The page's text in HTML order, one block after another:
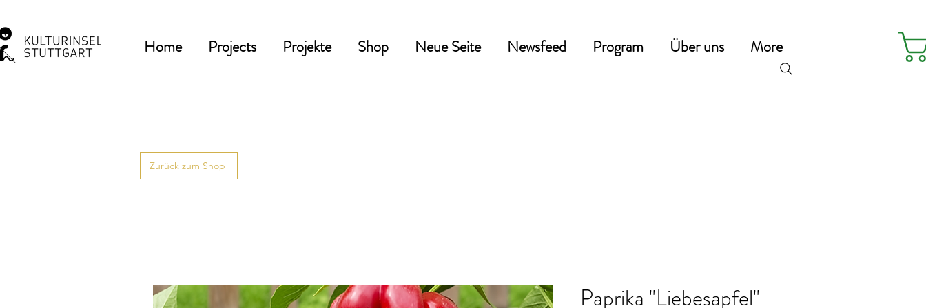
Home Projects Projekte Shop Neue Seite Newsfeed Program Über uns More
Zurück zum Shop
Paprika "Liebesapfel"